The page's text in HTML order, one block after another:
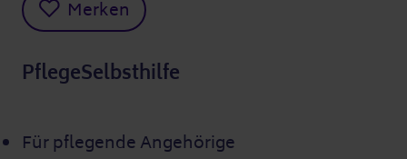
Merken
PflegeSelbsthilfe
Für pflegende Angehörige